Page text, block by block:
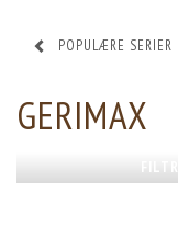
POPULÆRE SERIER
GERIMAX
FILTRE